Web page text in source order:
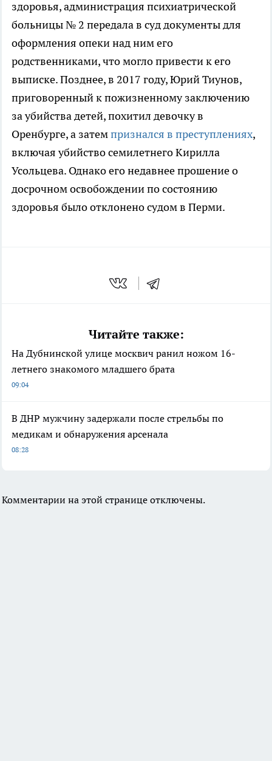
здоровья, администрация психиатрической
больницы № 2 передала в суд документы для
оформления опеки над ним его
родственниками, что могло привести к его
выписке. Позднее, в 2017 году, Юрий Тиунов,
приговоренный к пожизненному заключению
за убийства детей, похитил девочку в
Оренбурге, а затемпризнался в преступлениях,
включая убийство семилетнего Кирилла
Усольцева. Однако его недавнее прошение о
досрочном освобождении по состоянию
здоровья было отклонено судом в Перми.
Читайте также:
На Дубнинской улице москвич ранил ножом 16-
летнего знакомого младшего брата
09:04
В ДНР мужчину задержали после стрельбы по
медикам и обнаружения арсенала
08:28
Комментарии на этой странице отключены.